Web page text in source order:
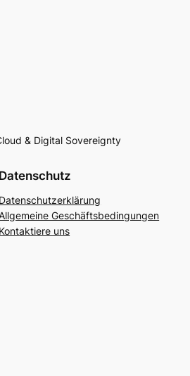
& Digital Sovereignty
Datenschutz
Datenschutzerklärung
Geschäftsbedingungen
Kontaktiere uns